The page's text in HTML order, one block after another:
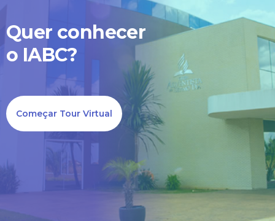
Quer conhecer
o IABC?
Começar Tour Virtual
Por isso, pedimos sua
compreensão e
informamos que estamos
trabalhando arduamente
para resolver esta questão!
Prazo de normalização:
quinta-feira, 23/11/2023 às
17h